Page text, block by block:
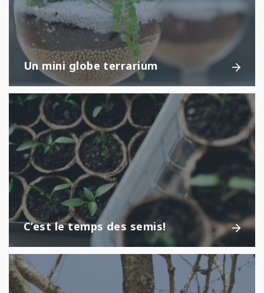
Un mini globe terrarium
C’est le temps des semis!